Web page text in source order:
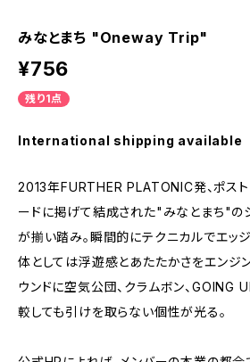
みなとまち "Oneway Trip"
¥756
残り1点
International shipping available
2013年FURTHER PLATONIC発、ポス
ードに掲げて結成された"みなとまち"の
が揃い踏み。瞬間的にテクニカルでエッ
体としては浮遊感とあたたかさをエンジ
ウンドに空気公団、クラムボン、GOING
較しても引けを取らない個性が光る。